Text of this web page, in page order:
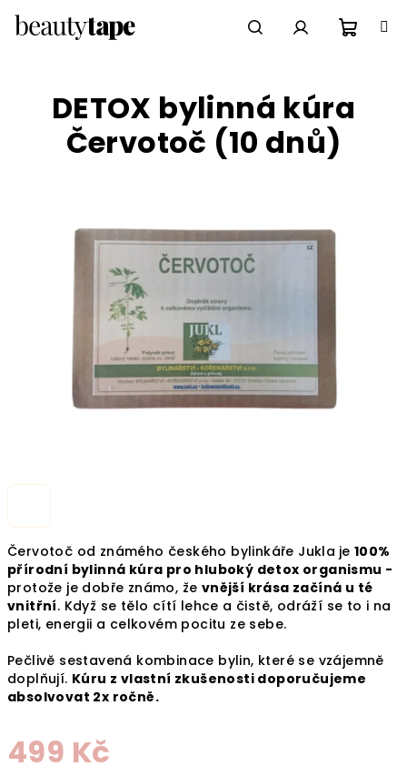
košík
Červotoč od známého českého bylinkáře Jukla je 100%
přírodní bylinná kúra pro hluboký detox organismu -
protože je dobře známo, že vnější krása začíná u té
vnitřní. Když se tělo cítí lehce a čistě, odráží se to i na
pleti, energii a celkovém pocitu ze sebe.
Pečlivě sestavená kombinace bylin, které se vzájemně
doplňují. Kúru z vlastní zkušenosti doporučujeme
absolvovat 2x ročně.
499 Kč
DETOX bylinná kúra
Červotoč (10 dnů)